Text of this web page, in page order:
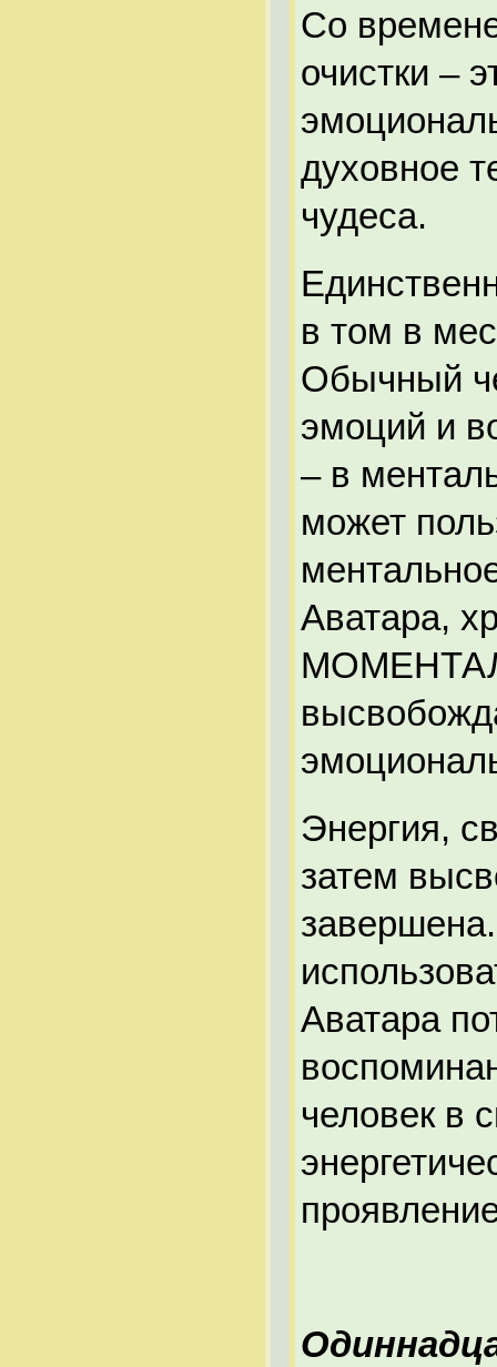
Со
очистки –
духовное
чудеса.
в том в
Обычный
эмоций и
– в
может
Аватара,
Энергия,
затем
Аватара
человек в